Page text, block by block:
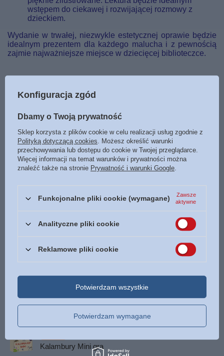
wstępem do ciekawej i rozwijającej rozmowy z
dzieckiem.
Wydanie w trwałej, niezwykle estetycznej oprawie będzie
idealnym prezentem dla każdego malucha i z pewnością
zajmie najważniejsze miejsce w dziecięcej biblioteczce.
Marka
Symbol 9788375174496
Data wydania 2021
Format 210 x 295 mm
Oprawa twarda
8,22 zł / szt.
Cena regularna:9,50 zł -13%
Kalambury Mini gra
Konfiguracja zgód
Dbamy o Twoją prywatność
Sklep korzysta z plików cookie w celu realizacji usług zgodnie z
Polityką dotyczącą cookies. Możesz określić warunki
przechowywania lub dostępu do cookie w Twojej przeglądarce.
Więcej informacji na temat warunków i prywatności można
znaleźć także na stronie Prywatność i warunki Google.
Funkcjonalne pliki cookie (wymagane)
Zawsze
aktywne
Analityczne pliki cookie
Reklamowe pliki cookie
Potwierdzam wymagane
Potwierdzam wszystkie